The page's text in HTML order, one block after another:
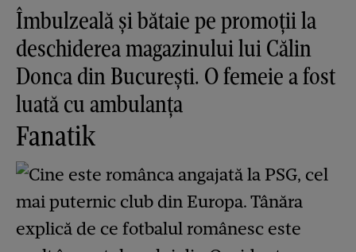
Îmbulzeală și bătaie pe promoții la
deschiderea magazinului lui Călin
Donca din București. O femeie a fost
luată cu ambulanța
Fanatik